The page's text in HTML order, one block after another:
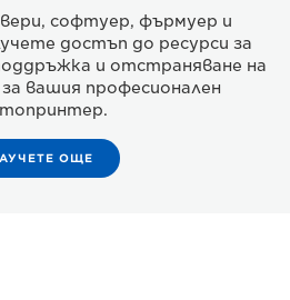
софтуер, фърмуер и
достъп до ресурси за
и отстраняване на
вашия професионален
ОЩЕ